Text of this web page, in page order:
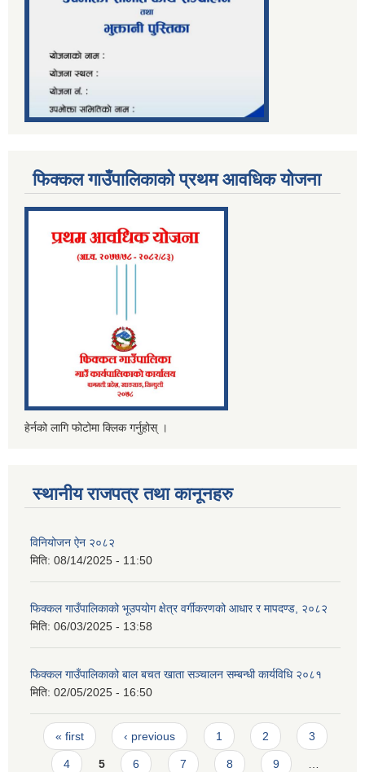
फिक्कल गाउँपालिकाको प्रथम आवधिक योजना
हेर्नको लागि फोटोमा क्लिक गर्नुहोस् ।
स्थानीय राजपत्र तथा कानूनहरु
विनियोजन ऐन २०८२
मिति: 08/14/2025 - 11:50
फिक्कल गाउँपालिकाको भूउपयोग क्षेत्र वर्गीकरणको आधार र मापदण्ड, २०८२
मिति: 06/03/2025 - 13:58
फिक्कल गाउँपालिकाको बाल बचत खाता सञ्चालन सम्बन्धी कार्यविधि २०८१
मिति: 02/05/2025 - 16:50
Pages
« first ‹ previous 1 2 3
4 5 6 7 8 9 …